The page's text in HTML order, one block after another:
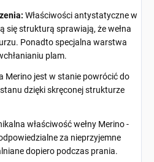
Właściwości antystatyczne w
się strukturą sprawiają, że wełna
Ponadto specjalna warstwa
plam.
Merino jest w stanie powrócić do
dzięki skręconej strukturze
właściwość wełny Merino -
za nieprzyjemne
dopiero podczas prania.